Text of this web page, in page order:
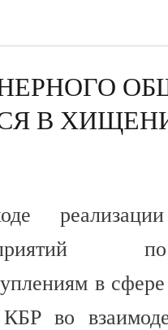
В
реализации
в
во